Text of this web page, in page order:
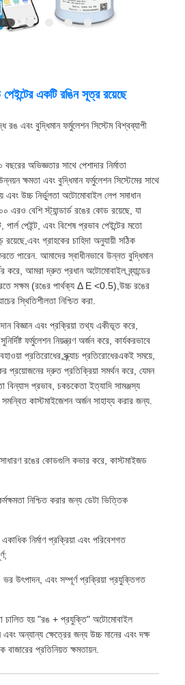
একটি রঙিন সূত্র রয়েছে
এবং বুদ্ধিমান ফর্মুলেশন সিস্টেম বিশ্বব্যাপী
অভিজ্ঞতার সাথে পেশাদার নির্মাতা
ক্ষমতা এবং বুদ্ধিমান ফর্মুলেশন সিস্টেমের সাথে
এবং উচ্চ নির্ভুলতা অটোমোবাইল লেপ সমাধান
এরও বেশি স্ট্যান্ডার্ড রঙের কোড রয়েছে, যা
পেইন্ট, এবং বিশেষ প্রভাব পেইন্টের মতো
রয়েছে,এবং গ্রাহকের চাহিদা অনুযায়ী সঠিক
পারেন. আমাদের স্বাধীনভাবে উন্নত বুদ্ধিমান
করে, আমরা দ্রুত প্রধান অটোমোবাইল ব্র্যান্ডের
সক্ষম (রঙের পার্থক্য Δ E <0.5),উচ্চ রঙের
স্থিতিশীলতা নিশ্চিত করা.
বিজ্ঞান এবং প্রক্রিয়া তথ্য একীভূত করে,
ফর্মুলেশন নিয়ন্ত্রণ অর্জন করে, কার্যকরভাবে
প্রতিরোধের,স্ক্র্যাচ প্রতিরোধেরএকই সময়ে,
প্রয়োজনের দ্রুত প্রতিক্রিয়া সমর্থন করে, যেমন
প্রভাব, চকচকেতা ইত্যাদি সামঞ্জস্য
কাস্টমাইজেশন অর্জন সাহায্য করার জন্য.
রঙের কোডগুলি কভার করে, কাস্টমাইজড
নিশ্চিত করার জন্য ডেটা ভিত্তিক
নির্মাণ প্রক্রিয়া এবং পরিবেশগত
ভর উৎপাদন, এবং সম্পূর্ণ প্রক্রিয়া প্রযুক্তিগত
চালিত হয় "রঙ + প্রযুক্তি" অটোমোবাইল
অন্যান্য ক্ষেত্রের জন্য উচ্চ মানের এবং দক্ষ
বাজারের প্রতিনিয়ত ক্ষমতায়ন.